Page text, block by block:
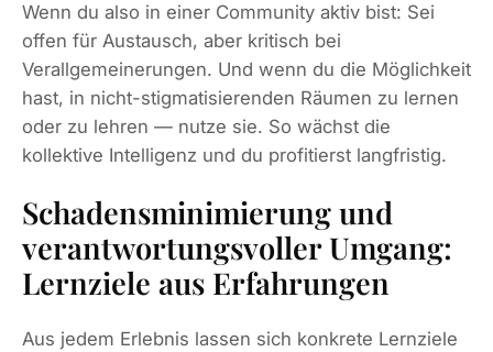
Wenn du also in einer Community aktiv bist: Sei
offen für Austausch, aber kritisch bei
Verallgemeinerungen. Und wenn du die Möglichkeit
hast, in nicht-stigmatisierenden Räumen zu lernen
oder zu lehren — nutze sie. So wächst die
kollektive Intelligenz und du profitierst langfristig.
Schadensminimierung und
verantwortungsvoller Umgang:
Lernziele aus Erfahrungen
Aus jedem Erlebnis lassen sich konkrete Lernziele